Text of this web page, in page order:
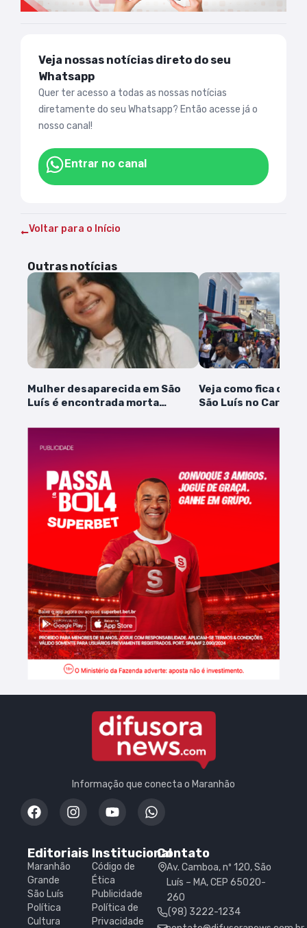
Veja nossas notícias direto do seu
Whatsapp
Quer ter acesso a todas as nossas notícias
diretamente do seu Whatsapp? Então acesse já o
nosso canal!
Entrar no canal
Voltar para o Início
Outras notícias
Mulher desaparecida em São
Luís é encontrada morta
Veja como fica o
São Luís no
Informação que conecta o Maranhão
Editoriais
Maranhão
Grande
São Luís
Política
Cultura
Institucional
Código de
Ética
Publicidade
Política de
Privacidade
Contato
Av. Camboa, nº 120, São
Luís – MA, CEP 65020-
260
(98) 3222-1234